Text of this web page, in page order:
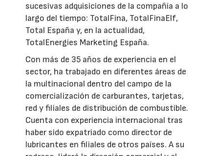
sucesivas adquisiciones de la compañía a lo
largo del tiempo: TotalFina, TotalFinaElf,
Total España y, en la actualidad,
TotalEnergies Marketing España.
Con más de 35 años de experiencia en el
sector, ha trabajado en diferentes áreas de
la multinacional dentro del campo de la
comercialización de carburantes, tarjetas,
red y filiales de distribución de combustible.
Cuenta con experiencia internacional tras
haber sido expatriado como director de
lubricantes en filiales de otros países. A su